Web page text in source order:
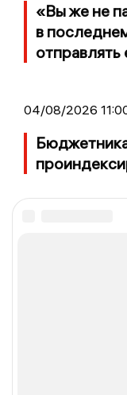
«Вы же не
в
отправлять
04/08/2026